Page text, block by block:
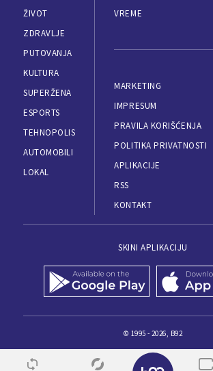
ŽIVOT
ZDRAVLJE
PUTOVANJA
KULTURA
SUPERŽENA
ESPORTS
TEHNOPOLIS
AUTOMOBILI
LOKAL
VREME
MARKETING
IMPRESUM
PRAVILA KORIŠĆENJA
POLITIKA PRIVATNOSTI
APLIKACIJE
RSS
KONTAKT
SKINI APLIKACIJU
© 1995 - 2026, B92